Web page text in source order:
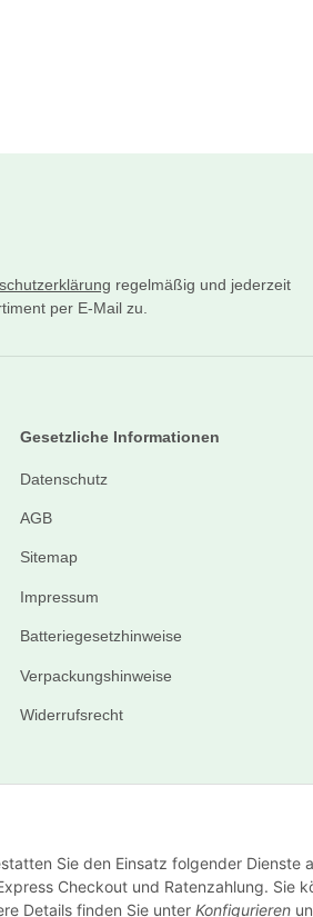
Sie den Einsatz folgender Dienste
Checkout und Ratenzahlung. Sie
Details finden Sie unter Konfigurieren
regelmäßig und jederzeit
per E-Mail zu.
Gesetzliche Informationen
Datenschutz
AGB
Sitemap
Impressum
Batteriegesetzhinweise
Verpackungshinweise
Widerrufsrecht